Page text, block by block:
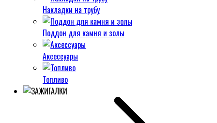
Накладки на трубу
Поддон для камня и золы
Аксессуары
Топливо